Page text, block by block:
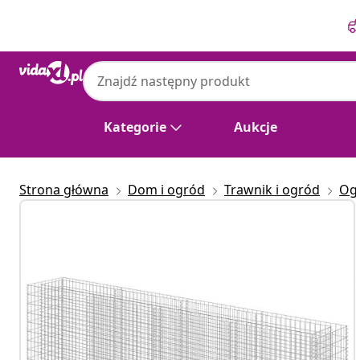
Kategorie Aukcje
Strona główna Dom i ogród Trawnik i ogród